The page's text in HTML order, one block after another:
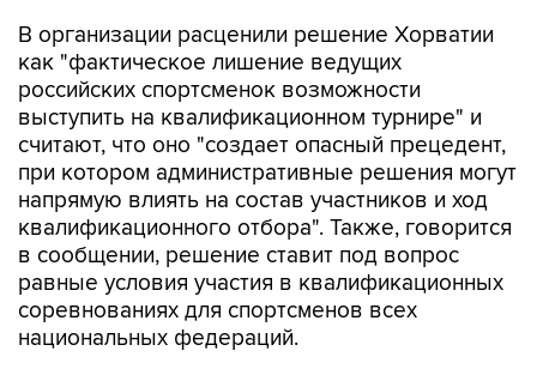
В организации расценили решение Хорватии
как "фактическое лишение ведущих
российских спортсменок возможности
выступить на квалификационном турнире" и
считают, что оно "создает опасный прецедент,
при котором административные решения могут
напрямую влиять на состав участников и ход
квалификационного отбора". Также, говорится
в сообщении, решение ставит под вопрос
равные условия участия в квалификационных
соревнованиях для спортсменов всех
национальных федераций.